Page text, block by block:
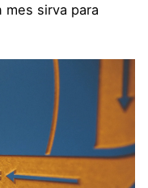
mes sirva para